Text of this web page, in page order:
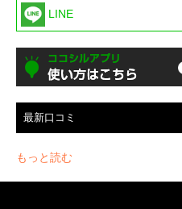
LINE
最新口コミ
もっと読む